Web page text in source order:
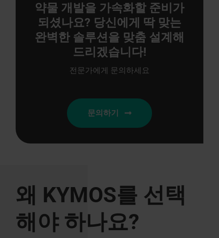
약물 개발을 가속화할 준비가
되셨나요? 당신에게 딱 맞는
완벽한 솔루션을 맞춤 설계해
드리겠습니다!
전문가에게 문의하세요
문의하기
왜 KYMOS를 선택
해야 하나요?